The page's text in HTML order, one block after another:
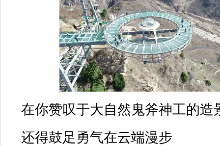
在你赞叹于大自然鬼斧神工的造
还得鼓足勇气在云端漫步